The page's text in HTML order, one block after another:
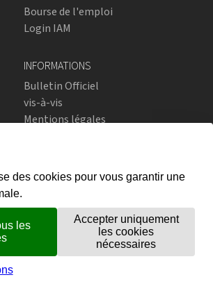
Bourse de l'emploi
Login IAM
INFORMATIONS
Bulletin Officiel
vis-à-vis
Mentions légales
Instagram
flickr